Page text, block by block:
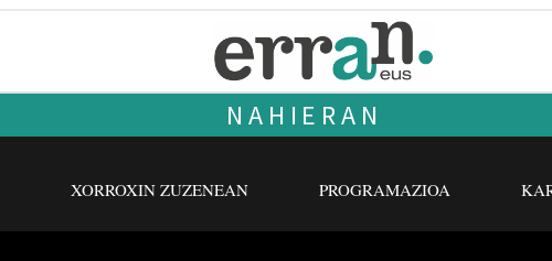
NAHIERAN
XORROXIN ZUZENEAN PROGRAMAZIOA